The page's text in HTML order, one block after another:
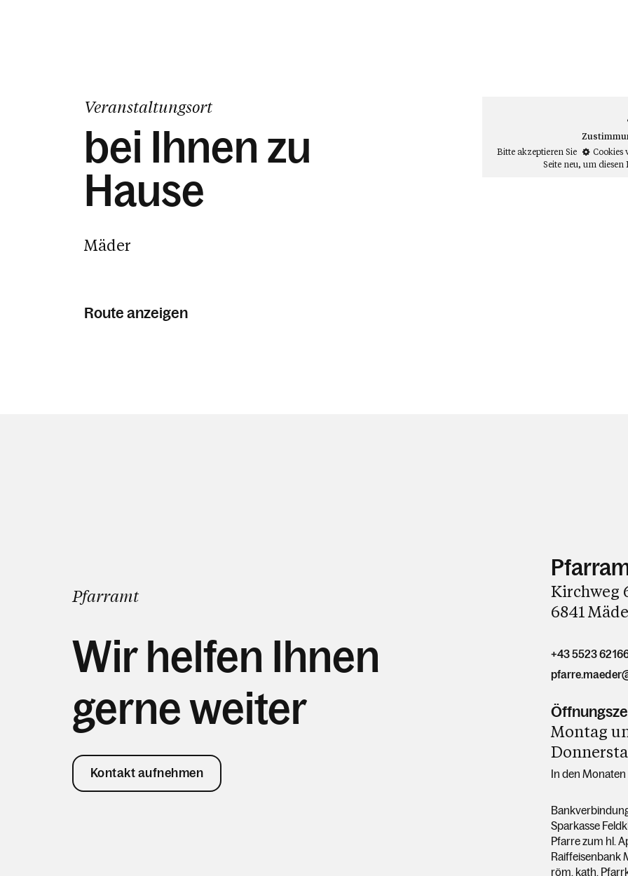
Veranstaltungsort
bei Ihnen zu
Hause
Mäder
Route anzeigen
Bitte akzeptieren Sie
Cookies
Seite neu, um diesen
Pfarramt
Wir helfen Ihnen
gerne weiter
Kontakt aufnehmen
Kirchweg
6841
+43 5523
Montag
In den Monaten
Sparkasse
Pfarre zum hl.
Raiffeisenbank
röm. kath.